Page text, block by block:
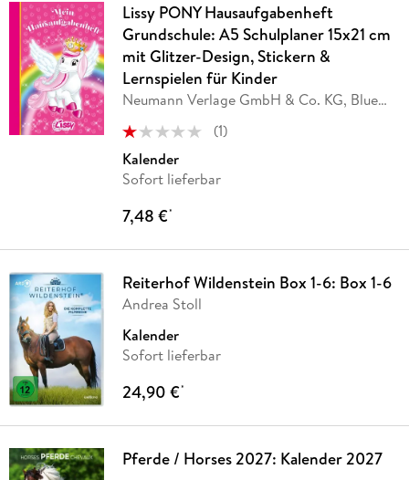
Lissy PONY Hausaufgabenheft
Grundschule: A5 Schulplaner 15x21 cm
mit Glitzer-Design, Stickern &
Lernspielen für Kinder
Neumann Verlage GmbH & Co. KG, Blue
(1)
Kalender
Sofort lieferbar
7,48 €*
Reiterhof Wildenstein Box 1-6: Box 1-6
Andrea Stoll
Kalender
Sofort lieferbar
24,90 €*
Pferde / Horses 2027: Kalender 2027